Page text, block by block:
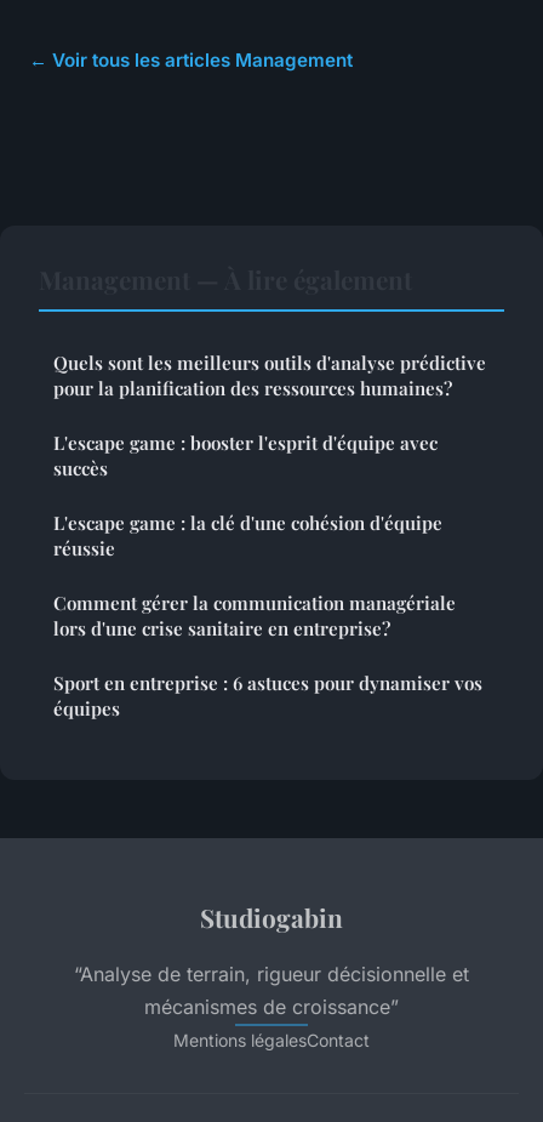
← Voir tous les articles Management
Quels sont les meilleurs outils d'analyse prédictive
pour la planification des ressources humaines?
L'escape game : booster l'esprit d'équipe avec
succès
L'escape game : la clé d'une cohésion d'équipe
réussie
Comment gérer la communication managériale
lors d'une crise sanitaire en entreprise?
Sport en entreprise : 6 astuces pour dynamiser vos
équipes
Studiogabin
“Analyse de terrain, rigueur décisionnelle et
mécanismes de croissance”
Mentions légalesContact